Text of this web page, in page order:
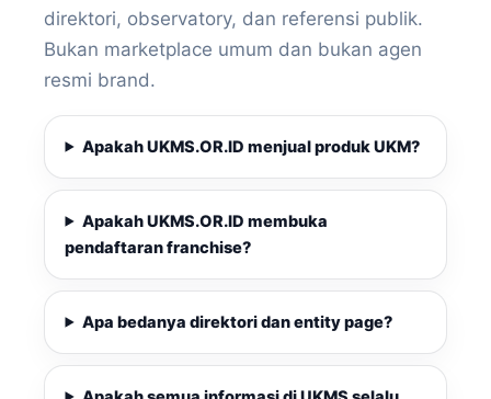
direktori, observatory, dan referensi publik.
Bukan marketplace umum dan bukan agen
resmi brand.
Apakah UKMS.OR.ID menjual produk UKM?
Apakah UKMS.OR.ID membuka
pendaftaran franchise?
Apa bedanya direktori dan entity page?